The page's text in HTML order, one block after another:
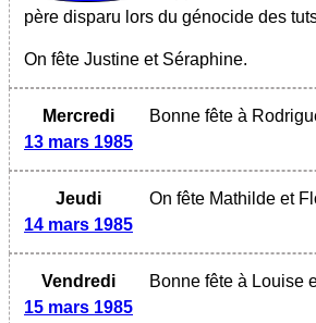
père disparu lors du génocide des
On fête Justine et Séraphine.
Mercredi
13 mars 1985
Bonne fête à
Jeudi
14 mars 1985
On fête Mathilde et
Vendredi
15 mars 1985
Bonne fête à Louise